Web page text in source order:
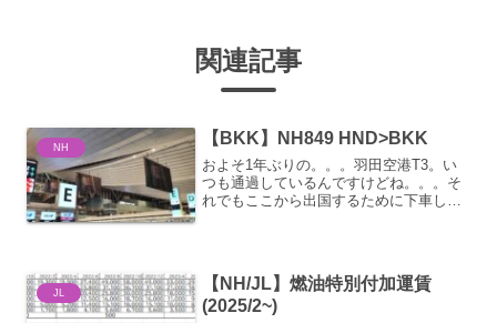
関連記事
NH 【BKK】NH849 HND>BKK
およそ1年ぶりの。。。羽田空港T3。い
つも通過しているんですけどね。。。そ
れでもここから出国するために下車した
し。。。でも1年前は...
JL
【NH/JL】燃油特別付加運賃
(2025/2~)